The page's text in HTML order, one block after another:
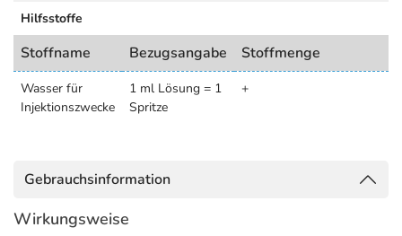
Hilfsstoffe
Stoffname Bezugsangabe Stoffmenge
Wasser für
Injektionszwecke
1 ml Lösung = 1
Spritze
+
Gebrauchsinformation
Wirkungsweise